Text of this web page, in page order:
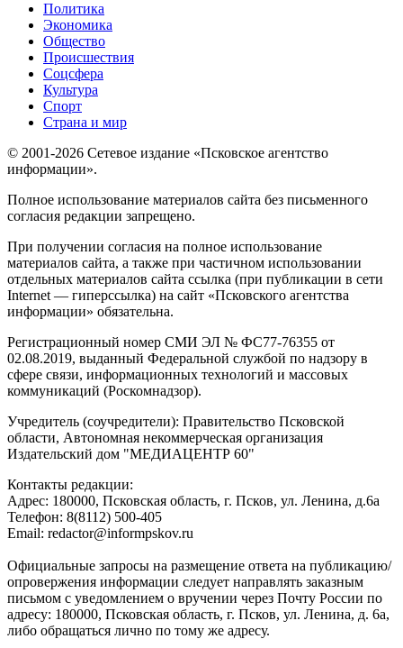
Политика
Экономика
Общество
Происшествия
Соцсфера
Культура
Спорт
Страна и мир
© 2001-2026 Сетевое издание «Псковское агентство
информации».
Полное использование материалов сайта без письменного
согласия редакции запрещено.
При получении согласия на полное использование
материалов сайта, а также при частичном использовании
отдельных материалов сайта ссылка (при публикации в сети
Internet — гиперссылка) на сайт «Псковского агентства
информации» обязательна.
Регистрационный номер СМИ ЭЛ № ФС77-76355 от
02.08.2019, выданный Федеральной службой по надзору в
сфере связи, информационных технологий и массовых
коммуникаций (Роскомнадзор).
Учредитель (соучредители): Правительство Псковской
области, Автономная некоммерческая организация
Издательский дом "МЕДИАЦЕНТР 60"
Контакты редакции:
Адреc: 180000, Псковская область, г. Псков, ул. Ленина, д.6а
Телефон: 8(8112) 500-405
Email: redactor@informpskov.ru
Официальные запросы на размещение ответа на публикацию/
опровержения информации следует направлять заказным
письмом с уведомлением о вручении через Почту России по
адресу: 180000, Псковская область, г. Псков, ул. Ленина, д. 6а,
либо обращаться лично по тому же адресу.